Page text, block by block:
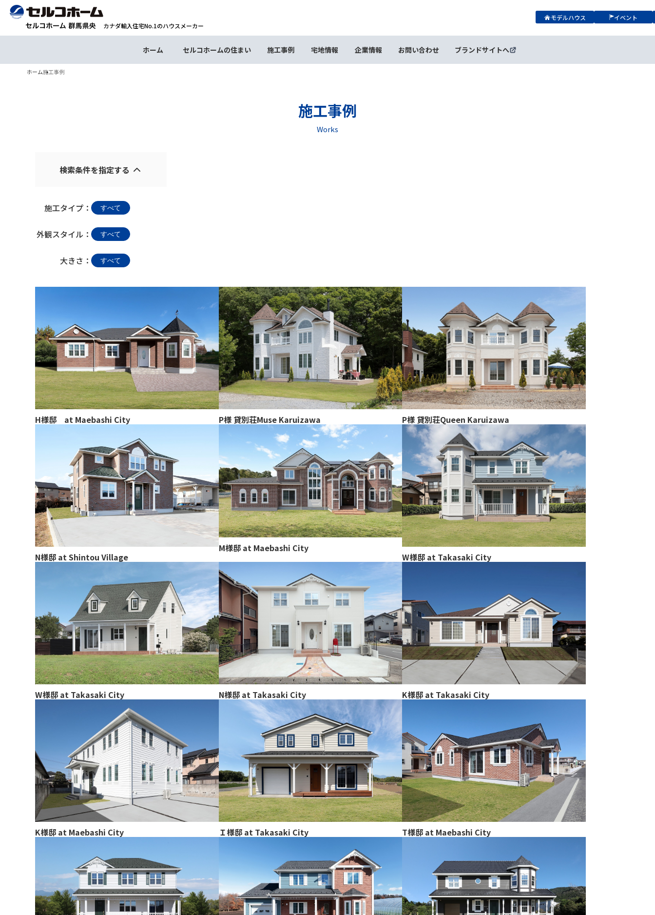
カナダ輸入住宅No.1のハウスメーカー
モデルハウス イベント
ホーム セルコホームの住まい 施工事例 宅地情報 企業情報 お問い合わせ ブランドサイトへ
ホーム施工事例
施工事例
Works
検索条件を指定する
施工タイプ： すべて
外観スタイル： すべて
大きさ： すべて
H様邸　at Maebashi City P様 貸別荘Muse Karuizawa P様 貸別荘Queen Karuizawa
N様邸 at Shintou Village
M様邸 at Maebashi City
W様邸 at Takasaki City
W様邸 at Takasaki City N様邸 at Takasaki City K様邸 at Takasaki City
K様邸 at Maebashi City Ｉ様邸 at Takasaki City T様邸 at Maebashi City